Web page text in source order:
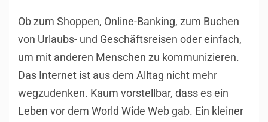
Ob zum Shoppen, Online-Banking, zum Buchen
von Urlaubs- und Geschäftsreisen oder einfach,
um mit anderen Menschen zu kommunizieren.
Das Internet ist aus dem Alltag nicht mehr
wegzudenken. Kaum vorstellbar, dass es ein
Leben vor dem World Wide Web gab. Ein kleiner